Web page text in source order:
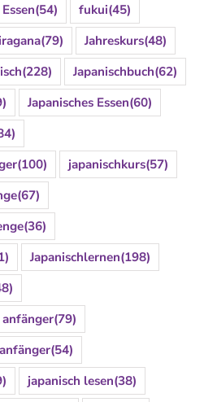
Essen(54) fukui(45)
(79) Jahreskurs(48)
(228) Japanischbuch(62)
Japanisches Essen(60)
(100) japanischkurs(57)
(67)
(36)
Japanischlernen(198)
(79)
(54)
japanisch lesen(38)